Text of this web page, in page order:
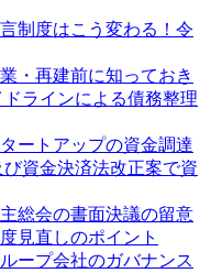
制度はこう変わる！令
・再建前に知っておき
ラインによる債務整理
ートアップの資金調達
資金決済法改正案で資
総会の書面決議の留意
見直しのポイント
ープ会社のガバナンス